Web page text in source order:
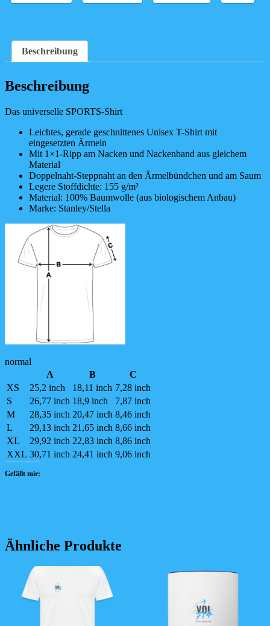
Beschreibung
Beschreibung
Das universelle SPORTS-Shirt
Leichtes, gerade geschnittenes Unisex T-Shirt mit
eingesetzten Ärmeln
Mit 1×1-Ripp am Nacken und Nackenband aus gleichem
Material
Doppelnaht-Steppnaht an den Ärmelbündchen und am Saum
Legere Stoffdichte: 155 g/m²
Material: 100% Baumwolle (aus biologischem Anbau)
Marke: Stanley/Stella
normal
A
B
C
XS
25,2 inch 18,11 inch 7,28 inch
S
26,77 inch 18,9 inch
7,87 inch
M
28,35 inch 20,47 inch 8,46 inch
L
29,13 inch 21,65 inch 8,66 inch
XL
29,92 inch 22,83 inch 8,86 inch
XXL 30,71 inch 24,41 inch 9,06 inch
Gefällt mir:
Ähnliche Produkte